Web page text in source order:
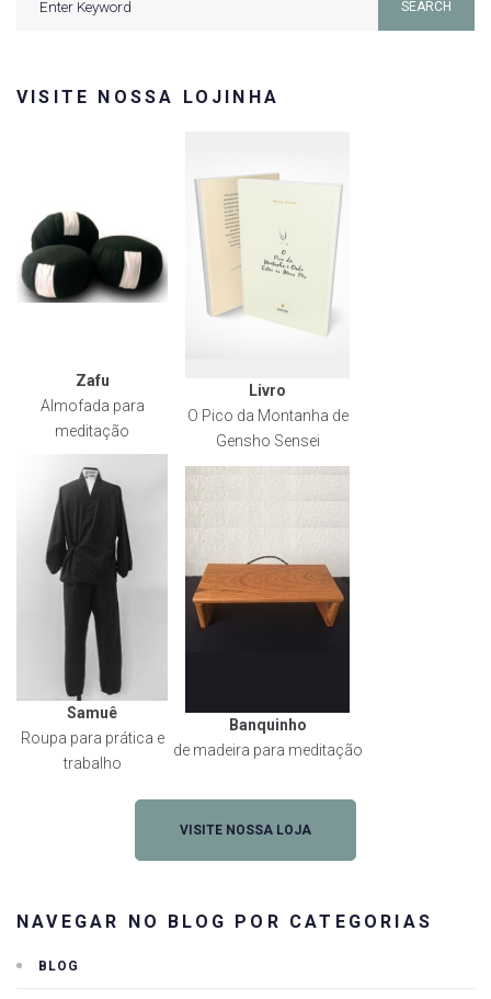
SEARCH
VISITE NOSSA LOJINHA
Zafu
Almofada para
meditação
Livro
O Pico da Montanha de
Gensho Sensei
Samuê
Roupa para prática e
trabalho
Banquinho
de madeira para meditação
VISITE NOSSA LOJA
NAVEGAR NO BLOG POR CATEGORIAS
BLOG